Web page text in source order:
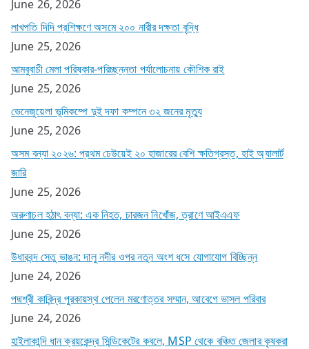
June 26, 2026
লাখপতি দিদি প্রশিক্ষণে অসমে ২০০ নারীর দক্ষতা বৃদ্ধি
June 25, 2026
আমবুবাচী মেলা পরিষ্কার-পরিচ্ছন্নতা পর্যালোচনায় কৌশিক রাই
June 25, 2026
ভেনেজুয়েলা ভূমিকম্পে দুই দফা কম্পনে ৩২ জনের মৃত্যু
June 25, 2026
অসম বন্যা ২০২৬: প্রথম ঢেউয়েই ২০ হাজারের বেশি ক্ষতিগ্রস্ত, হাই অ্যালার্ট
জারি
June 25, 2026
অরুণাচল হঠাৎ বন্যা: এক নিহত, চারজন নিখোঁজ, ত্রাণে আইএএফ
June 25, 2026
উধারবন্দ সেতু ভাঙন: দালু নদীর ওপর নতুন অংশ ধসে যোগাযোগ বিচ্ছিন্ন
June 24, 2026
পদ্মশ্রী কাবিন্দ্র পুরকায়স্থ পেলেন মরণোত্তর সম্মান, আবেগে ভাসল পরিবার
June 24, 2026
হাইলাকান্দি ধান ক্রয়কেন্দ্র সিন্ডিকেটের কবলে, MSP থেকে বঞ্চিত জেলার কৃষকরা